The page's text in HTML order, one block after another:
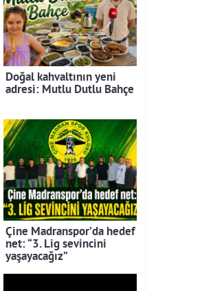
Doğal kahvaltının yeni
adresi: Mutlu Dutlu Bahçe
Çine Madranspor’da hedef
net: “3. Lig sevincini
yaşayacağız”